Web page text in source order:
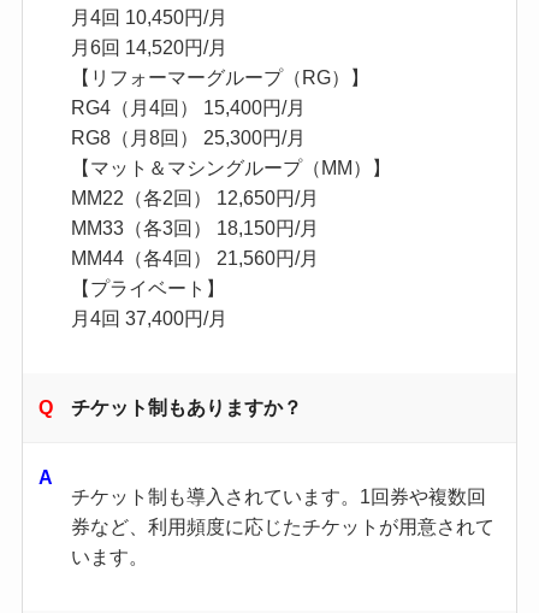
月4回 10,450円/月
月6回 14,520円/月
【リフォーマーグループ（RG）】
RG4（月4回） 15,400円/月
RG8（月8回） 25,300円/月
【マット＆マシングループ（MM）】
MM22（各2回） 12,650円/月
MM33（各3回） 18,150円/月
MM44（各4回） 21,560円/月
【プライベート】
月4回 37,400円/月
チケット制もありますか？
チケット制も導入されています。​1回券や複数回
券など、利用頻度に応じたチケットが用意されて
います。